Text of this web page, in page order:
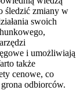
śledzić zmiany w
swoich
i umożliwiają
także
cenowe, co
grona odbiorców.